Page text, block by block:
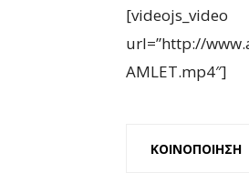
[videojs_video
url=”http://
AMLET.mp4″]
ΚΟΙΝΟΠΟΙΗΣΗ